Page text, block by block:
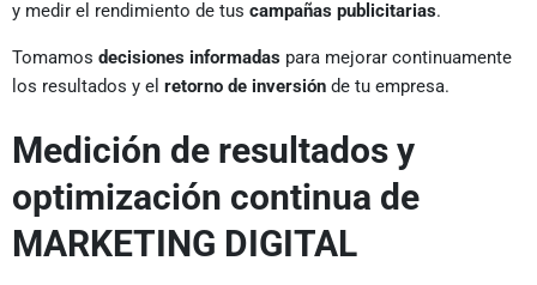
y medir el rendimiento de tus campañas publicitarias.
Tomamos decisiones informadas para mejorar continuamente
los resultados y el retorno de inversión de tu empresa.
Medición de resultados y
optimización continua de
MARKETING DIGITAL